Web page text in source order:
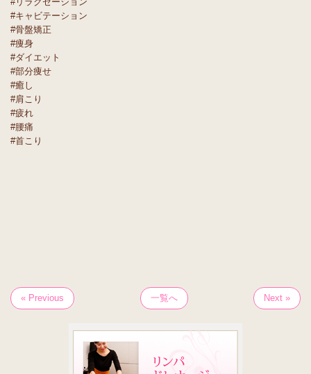
#キャビテーション
#骨盤矯正
#痩身
#ダイエット
#部分痩せ
#癒し
#肩こり
#疲れ
#腰痛
#首こり
« Previous 一覧へ Next »